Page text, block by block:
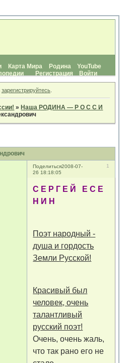
Карта Мира Родина
YouTube
Регистрация Войти
зарегистрируйтесь.
»Наша РОДИНА — Р О С С И
Поделиться 1
2008-07-
26 18:18:05
С Е Р Г Е Й Е С Е
Н И Н
Поэт народный -
душа и гордость
Земли Русской!
Красивый был
человек, очень
талантливый
русский поэт!
Очень, очень жаль,
что так рано его не